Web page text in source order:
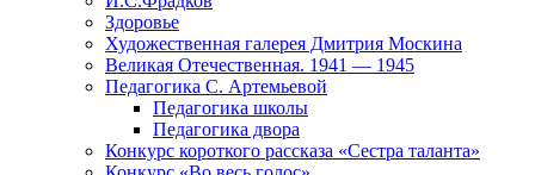
Здоровье
Художественная галерея Дмитрия Москина
Великая Отечественная. 1941 — 1945
Педагогика С. Артемьевой
Педагогика школы
Педагогика двора
Конкурс короткого рассказа «Сестра таланта»